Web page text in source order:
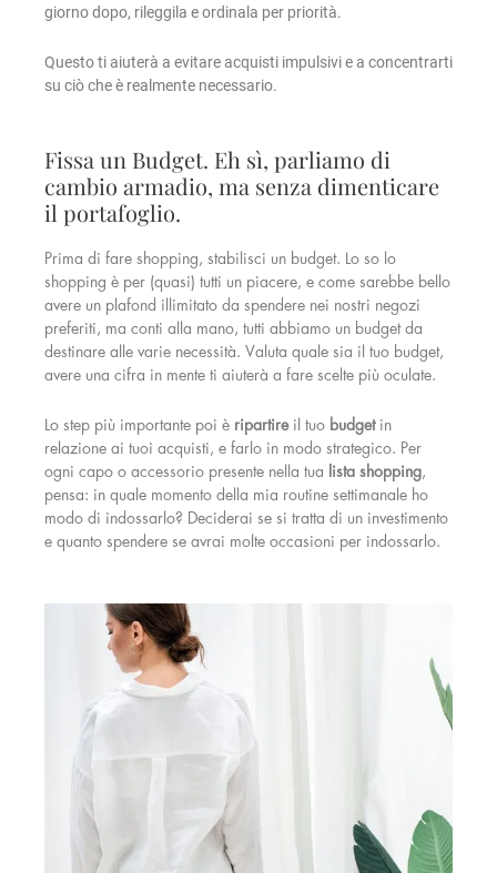
giorno dopo, rileggila e ordinala per priorità.
Questo ti aiuterà a evitare acquisti impulsivi e a concentrarti
su ciò che è realmente necessario.
Fissa un Budget. Eh sì, parliamo di
cambio armadio, ma senza dimenticare
il portafoglio.
Prima di fare shopping, stabilisci un budget. Lo so lo
shopping è per (quasi) tutti un piacere, e come sarebbe bello
avere un plafond illimitato da spendere nei nostri negozi
preferiti, ma conti alla mano, tutti abbiamo un budget da
destinare alle varie necessità. Valuta quale sia il tuo budget,
avere una cifra in mente ti aiuterà a fare scelte più oculate.
Lo step più importante poi è ripartireil tuo budgetin
relazione ai tuoi acquisti, e farlo in modo strategico. Per
ogni capo o accessorio presente nella tua lista shopping,
pensa: in quale momento della mia routine settimanale ho
modo di indossarlo? Deciderai se si tratta di un investimento
e quanto spendere se avrai molte occasioni per indossarlo.